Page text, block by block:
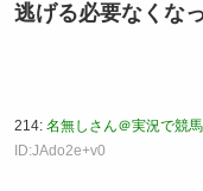
逃げる必要なくな
214: 名無しさん＠実況で競
ID:JAdo2e+v0